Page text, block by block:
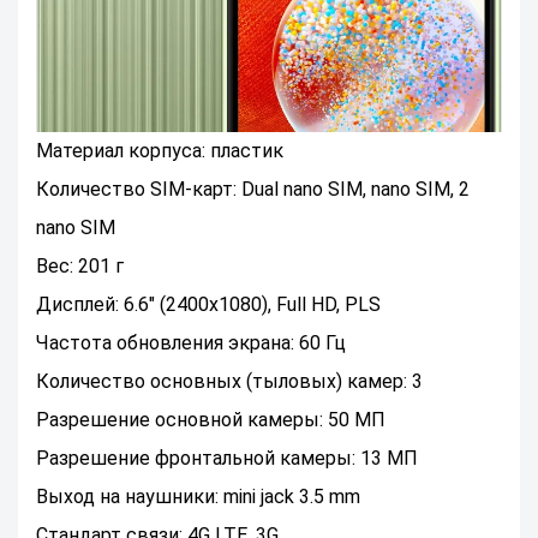
Материал корпуса: пластик
Количество SIM-карт: Dual nano SIM, nano SIM, 2
nano SIM
Вес: 201 г
Дисплей: 6.6" (2400x1080), Full HD, PLS
Частота обновления экрана: 60 Гц
Количество основных (тыловых) камер: 3
Разрешение основной камеры: 50 МП
Разрешение фронтальной камеры: 13 МП
Выход на наушники: mini jack 3.5 mm